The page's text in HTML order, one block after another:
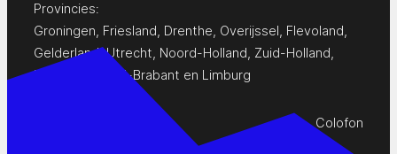
Provincies:
Groningen, Friesland, Drenthe, Overijssel, Flevoland,
Gelderland,Utrecht, Noord-Holland, Zuid-Holland,
Zeeland
Noord-Brabant en Limburg
Colofon